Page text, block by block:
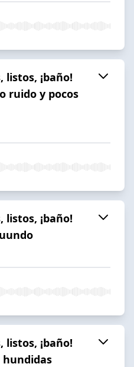
listos, ¡baño!
ruido y pocos
listos, ¡baño!
listos, ¡baño!
hundidas